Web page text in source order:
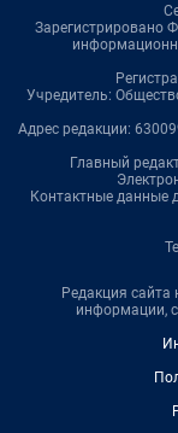
Зарегистрировано
Учредитель:
Адрес редакции:
Главный
Контактные данные
Редакция сайта
информации,